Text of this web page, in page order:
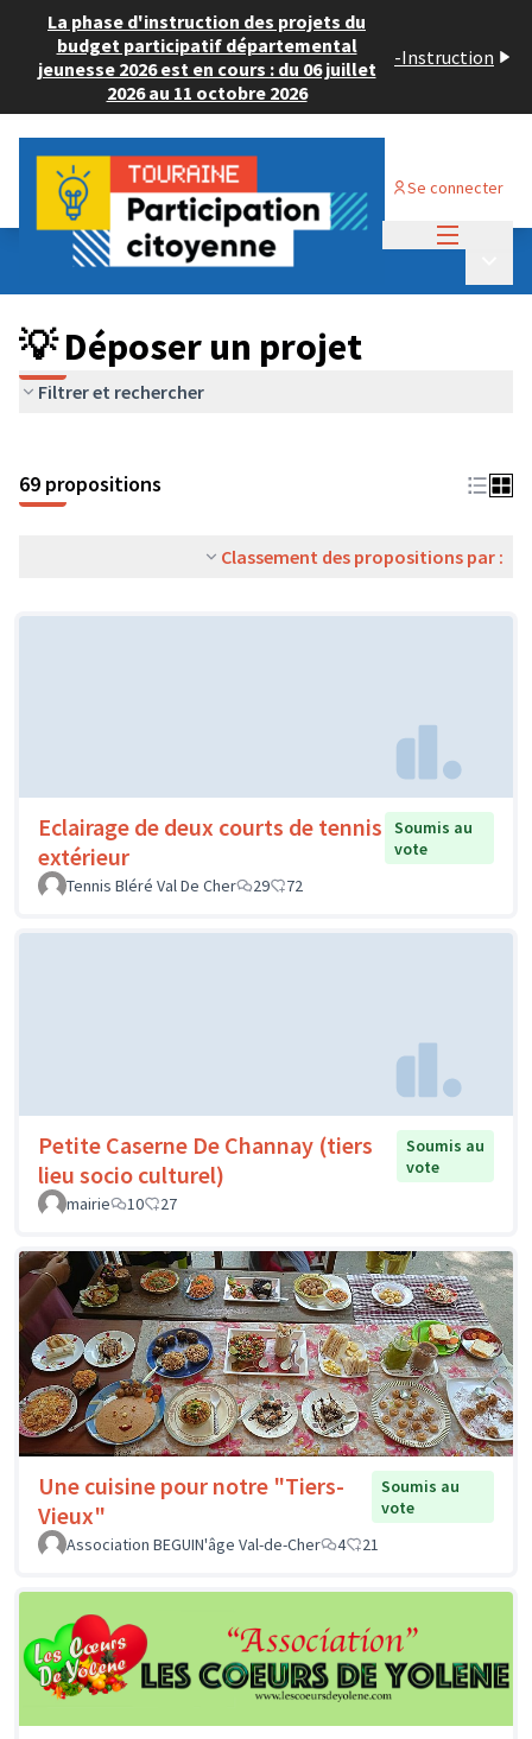
La phase d'instruction des projets du
budget participatif départemental
jeunesse 2026 est en cours : du 06 juillet
2026 au 11 octobre 2026
-Instruction
Se connecter
Budget Participatif ADULTE 2024
💡 Déposer un projet
💡 Déposer un projet
Filtrer et rechercher
69 propositions
Classement des propositions par :
Eclairage de deux courts de tennis
extérieur
Soumis au
vote
Tennis Bléré Val De Cher
29 72
Petite Caserne De Channay (tiers
lieu socio culturel)
Soumis au
vote
mairie
10 27
Une cuisine pour notre "Tiers-
Vieux"
Soumis au
vote
Association BEGUIN'âge Val-de-Cher
4 21